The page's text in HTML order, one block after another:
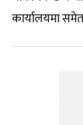
कार्यालयमा